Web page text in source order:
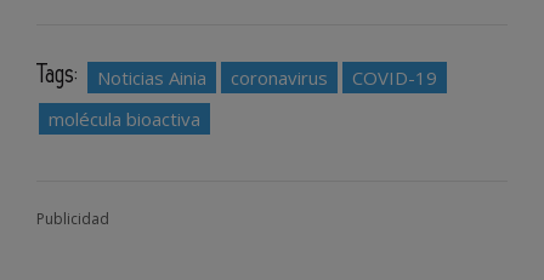
Tags: Noticias Ainia coronavirus
COVID-19
molécula bioactiva
Publicidad